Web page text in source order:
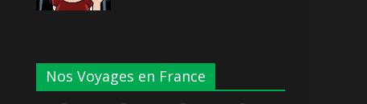
Nos Voyages en France